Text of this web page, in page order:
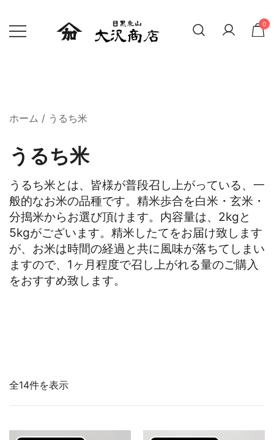
0
ホーム / うるち米
うるち米
うるち米とは、皆様が普段召し上がっている、一
般的なお米の品種です。精米歩合を白米・玄米・
分搗米からお選び頂けます。内容量は、2kgと
5kgがございます。精米したてをお届け致します
が、お米は時間の経過と共に風味が落ちてしまい
ますので、1ヶ月程度で召し上がれる量のご購入
をおすすめ致します。
全14件を表示